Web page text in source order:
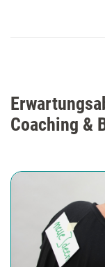
Coaching &